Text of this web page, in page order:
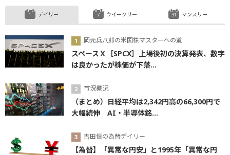
デイリー
岡元兵八郎の米国株マスターへの道
スペースＸ［SPCX］上場後初の決算発表、数字
は良かったが株価が下落...
市況概況
（まとめ）日経平均は2,342円高の66,300円で
大幅続伸 AI・半導体銘...
吉田恒の為替デイリー
【為替】「異常な円安」と1995年「異常な円
ウイークリー マンスリー